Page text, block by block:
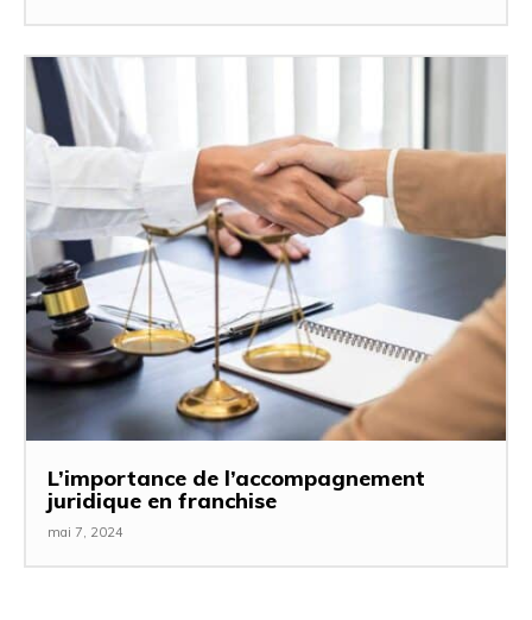
L’importance de l’accompagnement
juridique en franchise
mai 7, 2024